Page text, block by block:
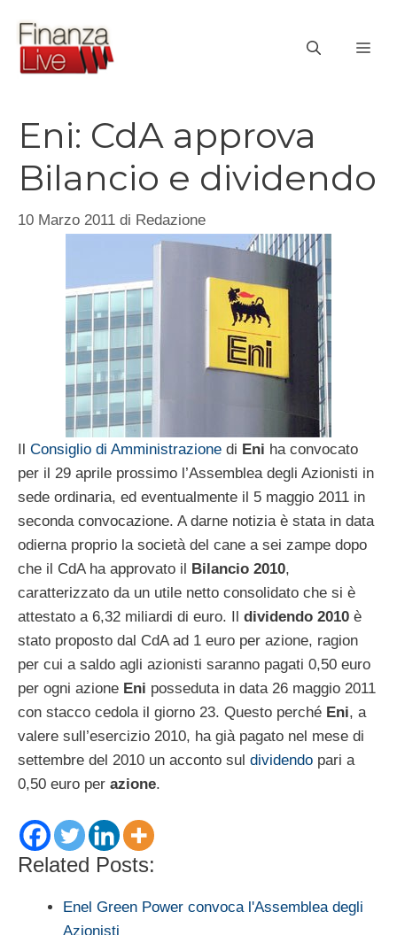
contenuto
Eni: CdA approva
Bilancio e dividendo
10 Marzo 2011 di Redazione
Il Consiglio di Amministrazione di Eni ha convocato
per il 29 aprile prossimo l’Assemblea degli Azionisti in
sede ordinaria, ed eventualmente il 5 maggio 2011 in
seconda convocazione. A darne notizia è stata in data
odierna proprio la società del cane a sei zampe dopo
che il CdA ha approvato il Bilancio 2010,
caratterizzato da un utile netto consolidato che si è
attestato a 6,32 miliardi di euro. Il dividendo 2010 è
stato proposto dal CdA ad 1 euro per azione, ragion
per cui a saldo agli azionisti saranno pagati 0,50 euro
per ogni azione Eni posseduta in data 26 maggio 2011
con stacco cedola il giorno 23. Questo perché Eni, a
valere sull’esercizio 2010, ha già pagato nel mese di
settembre del 2010 un acconto sul dividendo pari a
0,50 euro per azione.
Related Posts:
Enel Green Power convoca l'Assemblea degli
Azionisti